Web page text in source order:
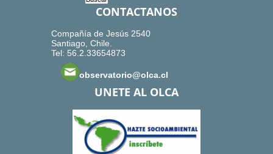
CONTACTANOS
Compañía de Jesús 2540
Santiago, Chile.
Tel: 56.2.33654873
observatorio@olca.cl
UNETE AL OLCA